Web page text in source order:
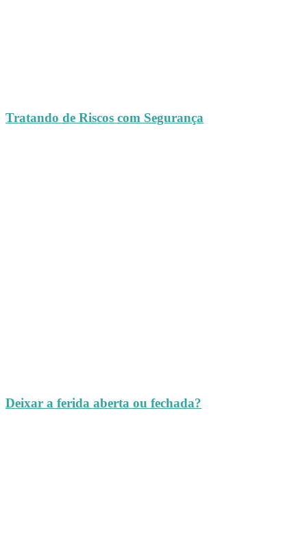
Tratando de Riscos com Segurança
Deixar a ferida aberta ou fechada?